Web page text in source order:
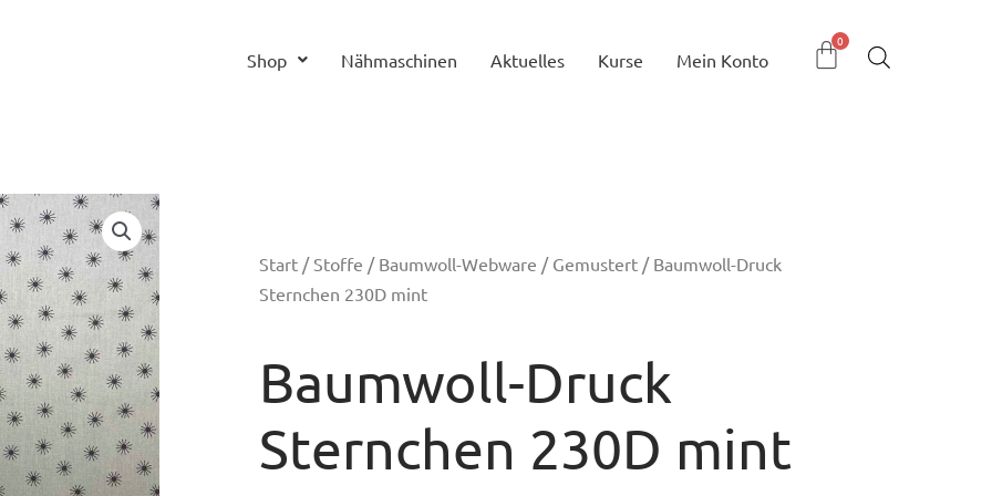
Shop Nähmaschinen Aktuelles Kurse Mein Konto
Start / Stoffe / Baumwoll-Webware / Gemustert / Baumwoll-Druck
Sternchen 230D mint
Baumwoll-Druck
Sternchen 230D mint